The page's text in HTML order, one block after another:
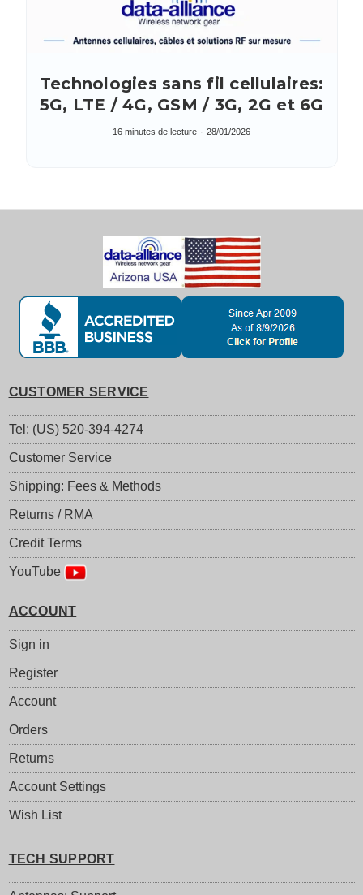
Technologies sans fil cellulaires:
5G, LTE / 4G, GSM / 3G, 2G et 6G
16 minutes de lecture 28/01/2026
CUSTOMER SERVICE
Tel: (US) 520-394-4274
Customer Service
Shipping: Fees & Methods
Returns / RMA
Credit Terms
YouTube
ACCOUNT
Sign in
Register
Account
Orders
Returns
Account Settings
Wish List
TECH SUPPORT